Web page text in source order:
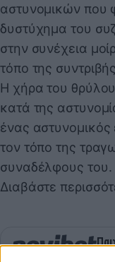
αστυνομικών που
δυστύχημα του
στην συνέχεια
τόπο της
Η χήρα του
κατά της
ένας
τον τόπο της
συναδέλφους του.
Διαβάστε